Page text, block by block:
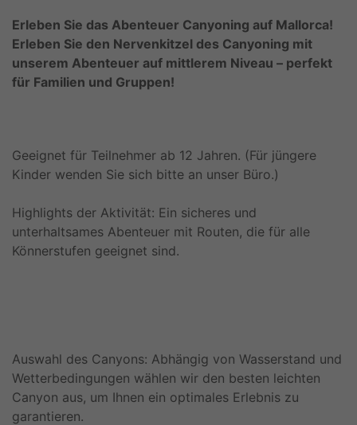
Erleben Sie das Abenteuer Canyoning auf Mallorca!
Erleben Sie den Nervenkitzel des Canyoning mit
unserem Abenteuer auf mittlerem Niveau – perfekt
für Familien und Gruppen!
Geeignet für Teilnehmer ab 12 Jahren. (Für jüngere
Kinder wenden Sie sich bitte an unser Büro.)
Highlights der Aktivität: Ein sicheres und
unterhaltsames Abenteuer mit Routen, die für alle
Könnerstufen geeignet sind.
Auswahl des Canyons: Abhängig von Wasserstand und
Wetterbedingungen wählen wir den besten leichten
Canyon aus, um Ihnen ein optimales Erlebnis zu
garantieren.